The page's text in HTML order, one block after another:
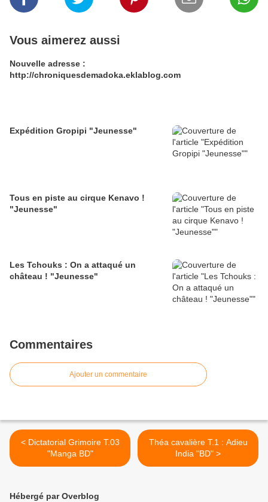
Vous aimerez aussi
Nouvelle adresse :
http://chroniquesdemadoka.eklablog.com
Expédition Gropipi "Jeunesse"
Tous en piste au cirque Kenavo !
"Jeunesse"
Les Tchouks : On a attaqué un
château ! "Jeunesse"
Commentaires
Ajouter un commentaire
< Dictatorial Grimoire T.03
"Manga BD"
Théa cavalière T.1 : Adieu
India "BD" >
Hébergé par Overblog